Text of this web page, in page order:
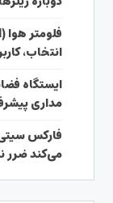
انتخاب،
ایستگاه
مداری
فارکس
می‌کند ضرر